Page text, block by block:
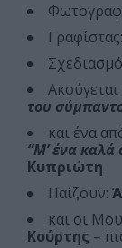
Γραφίστας:
του
και ένα
“Μ’ ένα καλά
Κυπριώτη
Παίζουν:
και οι
Κούρτης –